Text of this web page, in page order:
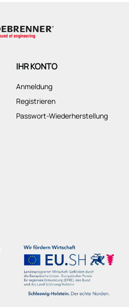
IHR KONTO
Anmeldung
Registrieren
Passwort-Wiederherstellung